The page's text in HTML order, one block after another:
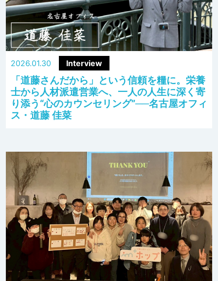
2026.01.30 Interview
「道藤さんだから」という信頼を糧に。栄養
士から人材派遣営業へ、一人の人生に深く寄
り添う“心のカウンセリング”──名古屋オフィ
ス・道藤 佳菜